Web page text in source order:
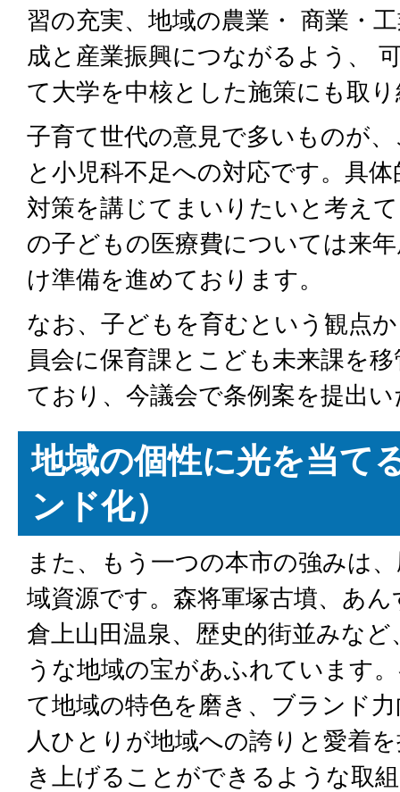
習の充実、地域の農業・ 商業・
成と産業振興につながるよう、
て大学を中核とした施策にも取
子育て世代の意見で多いものが
と小児科不足への対応です。具
対策を講じてまいりたいと考え
の子どもの医療費については来
け準備を進めております。
なお、子どもを育むという観点
員会に保育課とこども未来課を
ており、今議会で条例案を提出
地域の個性に光を当て
ンド化）
また、もう一つの本市の強みは
域資源です。森将軍塚古墳、あ
倉上山田温泉、歴史的街並みな
うな地域の宝があふれています
て地域の特色を磨き、ブランド
人ひとりが地域への誇りと愛着
き上げることができるような取